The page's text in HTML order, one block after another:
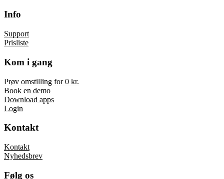
Info
Support
Prisliste
Kom i gang
Prøv omstilling for 0 kr.
Book en demo
Download apps
Login
Kontakt
Kontakt
Nyhedsbrev
Følg os